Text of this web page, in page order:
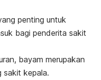
penting untuk
bagi penderita sakit
bayam merupakan
sakit kepala.